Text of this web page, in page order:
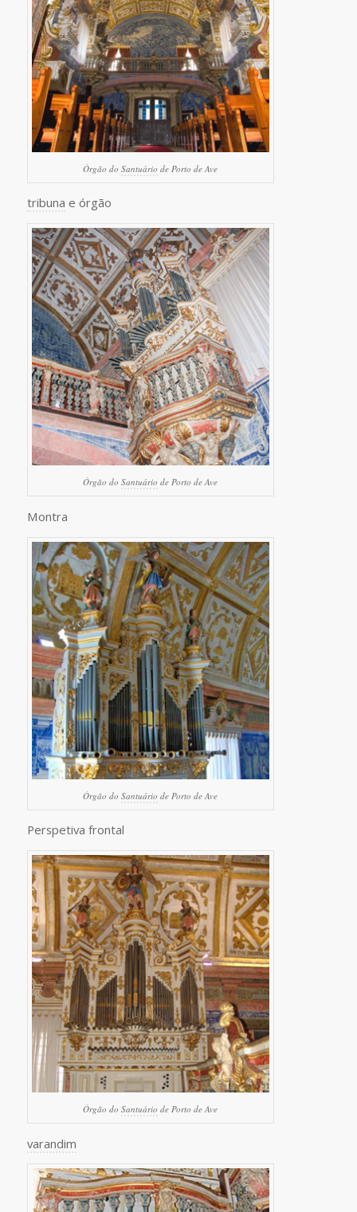
Órgão doSantuário de Porto de Ave
tribuna e órgão
Órgão doSantuário de Porto de Ave
Montra
Órgão doSantuário de Porto de Ave
Perspetiva frontal
Órgão doSantuário de Porto de Ave
varandim